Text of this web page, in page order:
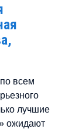
всем
лучшие
ожидают